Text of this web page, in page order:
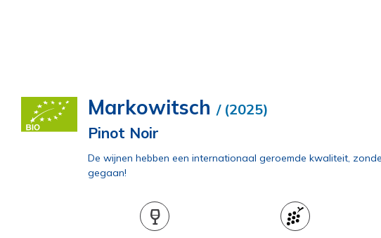
Markowitsch / (2025)
Pinot Noir
De wijnen hebben een internationaal geroemde kwaliteit,
gegaan!